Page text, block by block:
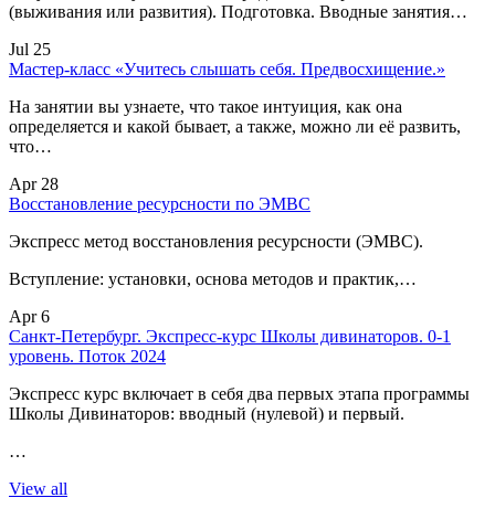
(выживания или развития). Подготовка. Вводные занятия…
Jul 25
Мастер-класс «Учитесь слышать себя. Предвосхищение.»
На занятии вы узнаете, что такое интуиция, как она
определяется и какой бывает, а также, можно ли её развить,
что…
Apr 28
Восстановление ресурсности по ЭМВС
Экспресс метод восстановления ресурсности (ЭМВС).
Вступление: установки, основа методов и практик,…
Apr 6
Санкт-Петербург. Экспресс-курс Школы дивинаторов. 0-1
уровень. Поток 2024
Экспресс курс включает в себя два первых этапа программы
Школы Дивинаторов: вводный (нулевой) и первый.
…
View all